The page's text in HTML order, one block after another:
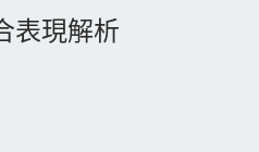
表現解析